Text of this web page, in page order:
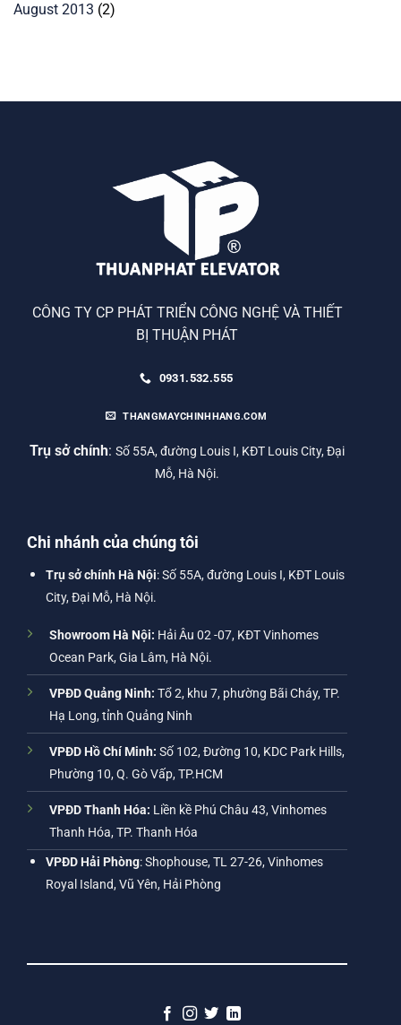
August 2013 (2)
CÔNG TY CP PHÁT TRIỂN CÔNG NGHỆ VÀ THIẾT
BỊ THUẬN PHÁT
0931.532.555
THANGMAYCHINHHANG.COM
Trụ sở chính: Số 55A, đường Louis I, KĐT Louis City, Đại
Mỗ, Hà Nội.
Chi nhánh của chúng tôi
Trụ sở chính Hà Nội: Số 55A, đường Louis I, KĐT Louis
City, Đại Mỗ, Hà Nội.
Showroom Hà Nội: Hải Âu 02 -07, KĐT Vinhomes
Ocean Park, Gia Lâm, Hà Nội.
VPĐD Quảng Ninh: Tổ 2, khu 7, phường Bãi Cháy, TP.
Hạ Long, tỉnh Quảng Ninh
VPĐD Hồ Chí Minh: Số 102, Đường 10, KDC Park Hills,
Phường 10, Q. Gò Vấp, TP.HCM
VPĐD Thanh Hóa: Liền kề Phú Châu 43, Vinhomes
Thanh Hóa, TP. Thanh Hóa
VPĐD Hải Phòng: Shophouse, TL 27-26, Vinhomes
Royal Island, Vũ Yên, Hải Phòng